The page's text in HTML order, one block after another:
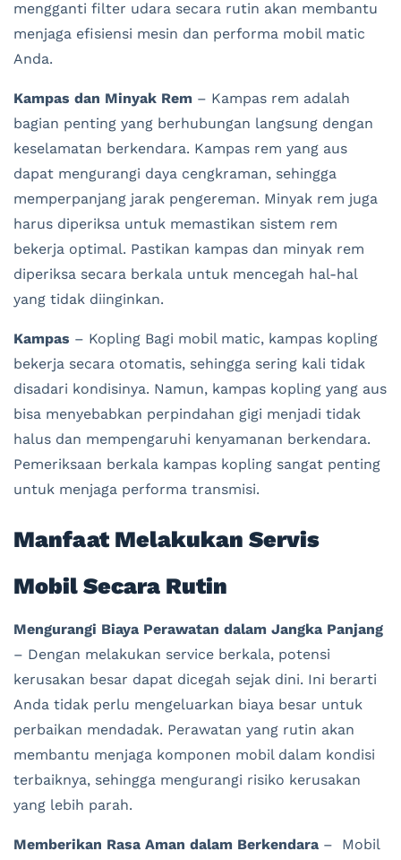
mengganti filter udara secara rutin akan membantu
menjaga efisiensi mesin dan performa mobil matic
Anda.
Kampas dan Minyak Rem – Kampas rem adalah
bagian penting yang berhubungan langsung dengan
keselamatan berkendara. Kampas rem yang aus
dapat mengurangi daya cengkraman, sehingga
memperpanjang jarak pengereman. Minyak rem juga
harus diperiksa untuk memastikan sistem rem
bekerja optimal. Pastikan kampas dan minyak rem
diperiksa secara berkala untuk mencegah hal-hal
yang tidak diinginkan.
Kampas – Kopling Bagi mobil matic, kampas kopling
bekerja secara otomatis, sehingga sering kali tidak
disadari kondisinya. Namun, kampas kopling yang aus
bisa menyebabkan perpindahan gigi menjadi tidak
halus dan mempengaruhi kenyamanan berkendara.
Pemeriksaan berkala kampas kopling sangat penting
untuk menjaga performa transmisi.
Manfaat Melakukan Servis
Mobil Secara Rutin
Mengurangi Biaya Perawatan dalam Jangka Panjang
– Dengan melakukan service berkala, potensi
kerusakan besar dapat dicegah sejak dini. Ini berarti
Anda tidak perlu mengeluarkan biaya besar untuk
perbaikan mendadak. Perawatan yang rutin akan
membantu menjaga komponen mobil dalam kondisi
terbaiknya, sehingga mengurangi risiko kerusakan
yang lebih parah.
Memberikan Rasa Aman dalam Berkendara – Mobil